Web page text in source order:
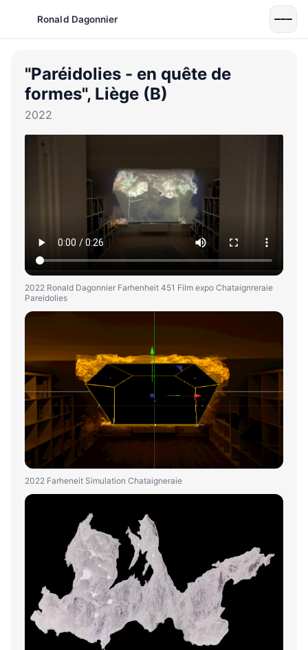
Ronald Dagonnier
"Paréidolies - en quête de
formes", Liège (B)
2022
2022 Ronald Dagonnier Farhenheit 451 Film expo Chataignreraie
Pareidolies
2022 Farheneit Simulation Chataigneraie